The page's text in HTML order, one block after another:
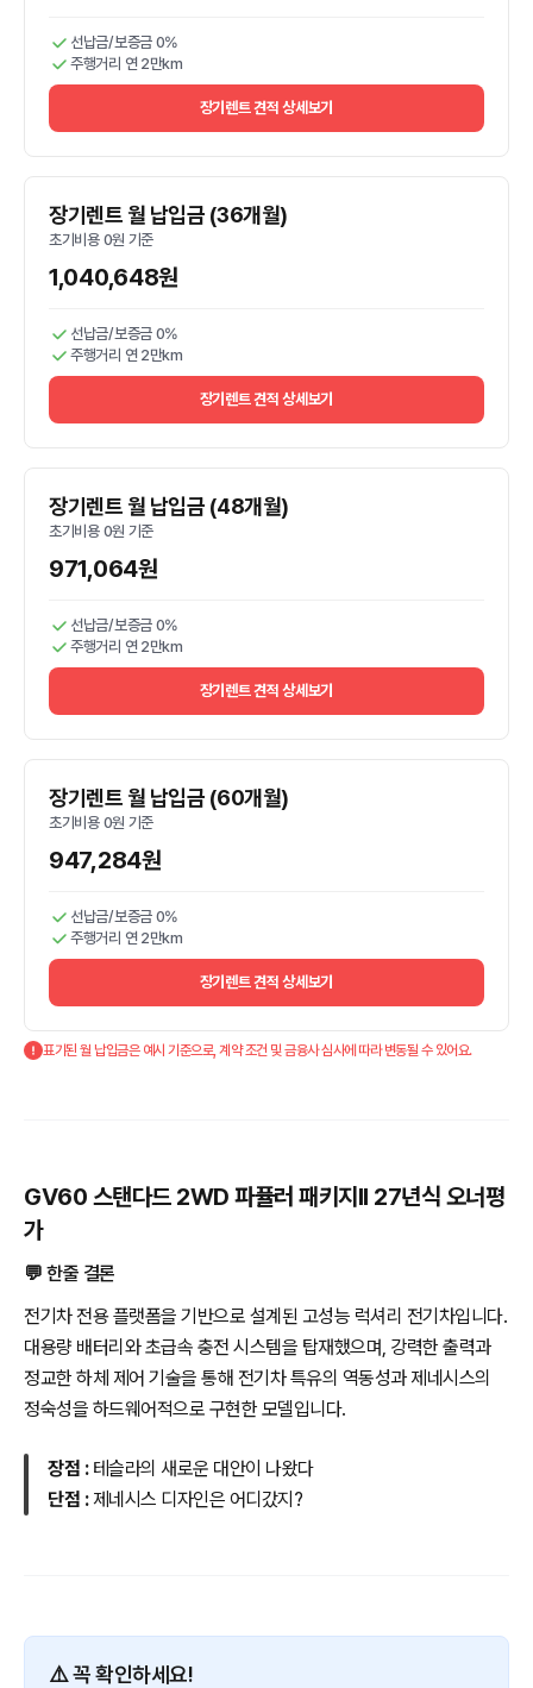
선납금/보증금 0%
주행거리 연 2만km
장기렌트 견적 상세보기
장기렌트 월 납입금 (36개월)
초기비용 0원 기준
1,040,648원
선납금/보증금 0%
주행거리 연 2만km
장기렌트 견적 상세보기
장기렌트 월 납입금 (48개월)
초기비용 0원 기준
971,064원
선납금/보증금 0%
주행거리 연 2만km
장기렌트 견적 상세보기
장기렌트 월 납입금 (60개월)
초기비용 0원 기준
947,284원
선납금/보증금 0%
주행거리 연 2만km
장기렌트 견적 상세보기
표기된 월 납입금은 예시 기준으로, 계약 조건 및 금융사 심사에 따라 변동될 수 있어요.
GV60 스탠다드 2WD 파퓰러 패키지II 27년식 오너평
가
💬 한줄 결론
전기차 전용 플랫폼을 기반으로 설계된 고성능 럭셔리 전기차입니다.
대용량 배터리와 초급속 충전 시스템을 탑재했으며, 강력한 출력과
정교한 하체 제어 기술을 통해 전기차 특유의 역동성과 제네시스의
정숙성을 하드웨어적으로 구현한 모델입니다.
장점 : 테슬라의 새로운 대안이 나왔다
단점 :제네시스 디자인은 어디갔지?
⚠️ 꼭 확인하세요!